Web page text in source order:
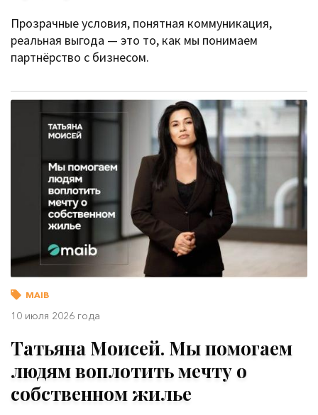
Прозрачные условия, понятная коммуникация,
реальная выгода — это то, как мы понимаем
партнёрство с бизнесом.
MAIB
10 июля 2026 года
Татьяна Моисей. Мы помогаем
людям воплотить мечту о
собственном жилье